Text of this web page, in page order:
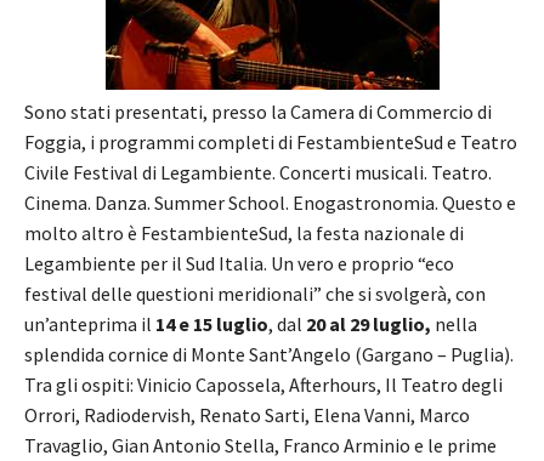
Sono stati presentati, presso la Camera di Commercio di
Foggia, i programmi completi di FestambienteSud e Teatro
Civile Festival di Legambiente. Concerti musicali. Teatro.
Cinema. Danza. Summer School. Enogastronomia. Questo e
molto altro è FestambienteSud, la festa nazionale di
Legambiente per il Sud Italia. Un vero e proprio “eco
festival delle questioni meridionali” che si svolgerà, con
un’anteprima il 14 e 15 luglio, dal 20 al 29 luglio, nella
splendida cornice di Monte Sant’Angelo (Gargano – Puglia).
Tra gli ospiti: Vinicio Capossela, Afterhours, Il Teatro degli
Orrori, Radiodervish, Renato Sarti, Elena Vanni, Marco
Travaglio, Gian Antonio Stella, Franco Arminio e le prime